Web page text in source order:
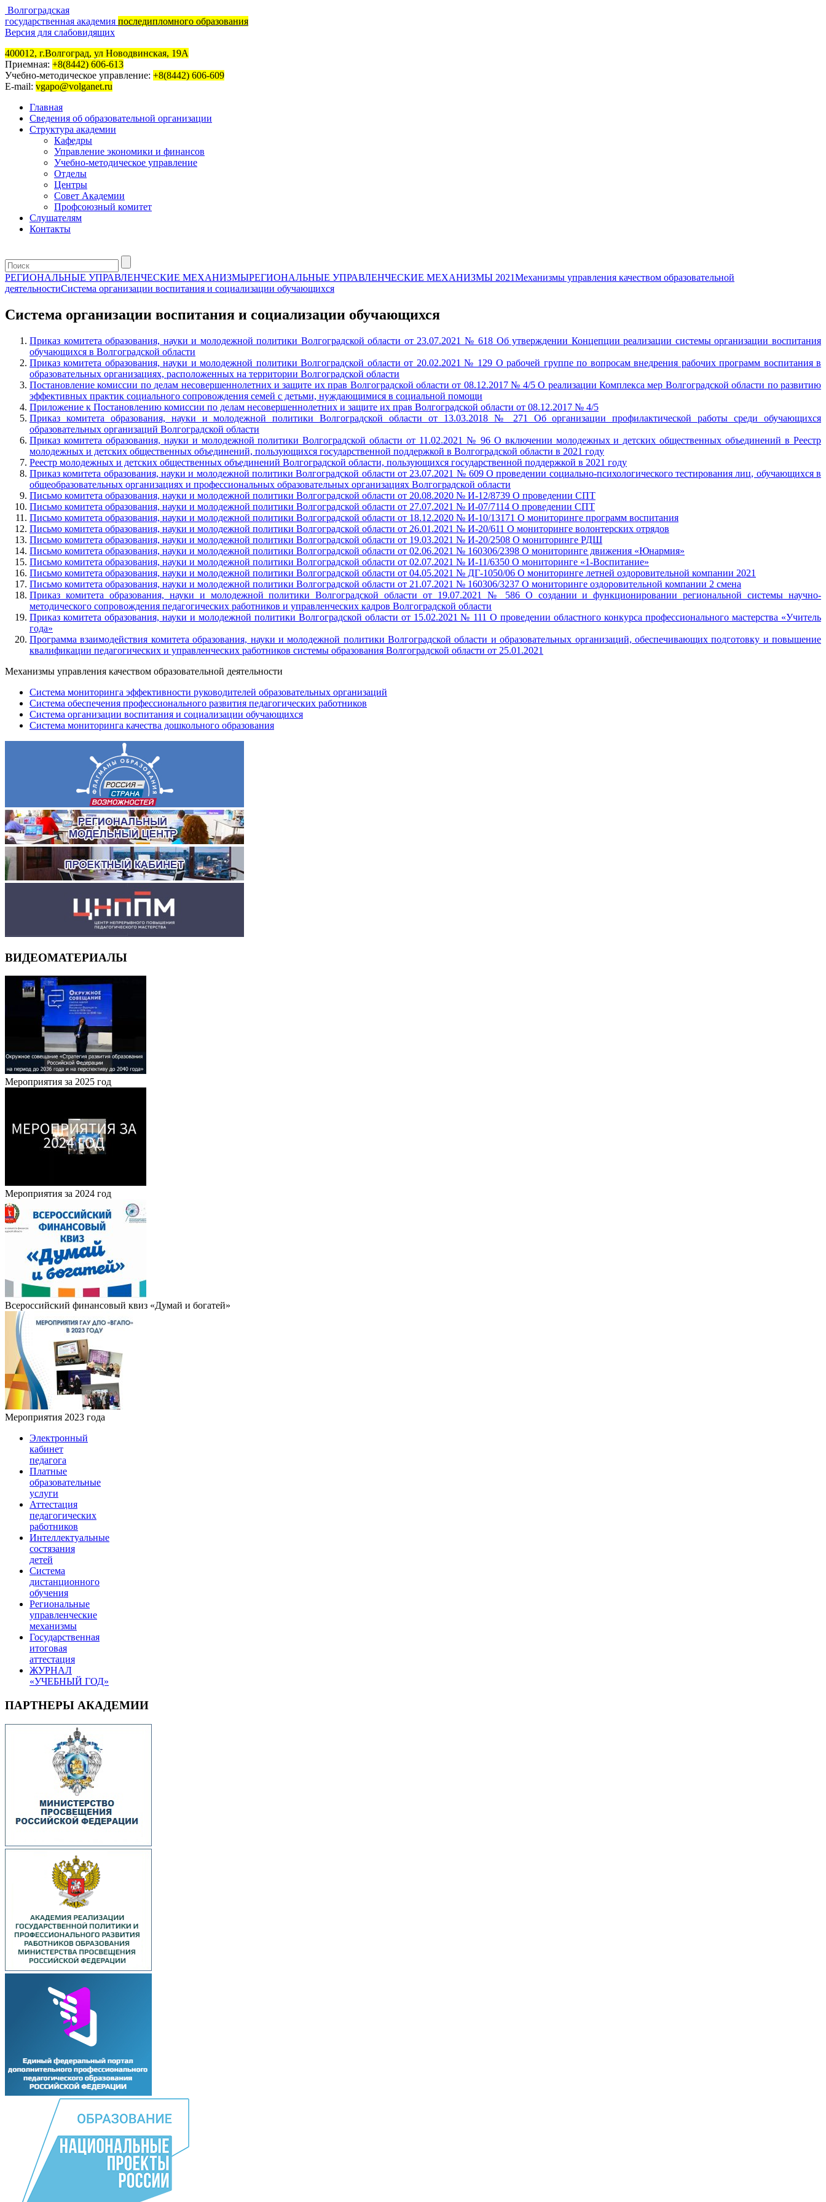
Волгоградская
государственная академия последипломного образования
Версия для слабовидящих
400012, г.Волгоград, ул Новодвинская, 19А
Приемная: +8(8442) 606-613
Учебно-методическое управление: +8(8442) 606-609
E-mail: vgapo@volganet.ru
Главная
Сведения об образовательной организации
Структура академии
Кафедры
Управление экономики и финансов
Учебно-методическое управление
Отделы
Центры
Совет Академии
Профсоюзный комитет
Слушателям
Контакты
РЕГИОНАЛЬНЫЕ УПРАВЛЕНЧЕСКИЕ МЕХАНИЗМЫРЕГИОНАЛЬНЫЕ УПРАВЛЕНЧЕСКИЕ МЕХАНИЗМЫ 2021Механизмы управления качеством образовательной
деятельностиСистема организации воспитания и социализации обучающихся
Система организации воспитания и социализации обучающихся
Приказ комитета образования, науки и молодежной политики Волгоградской области от 23.07.2021 № 618 Об утверждении Концепции реализации системы организации воспитания
обучающихся в Волгоградской области
Приказ комитета образования, науки и молодежной политики Волгоградской области от 20.02.2021 № 129 О рабочей группе по вопросам внедрения рабочих программ воспитания в
образовательных организациях, расположенных на территории Волгоградской области
Постановление комиссии по делам несовершеннолетних и защите их прав Волгоградской области от 08.12.2017 № 4/5 О реализации Комплекса мер Волгоградской области по развитию
эффективных практик социального сопровождения семей с детьми, нуждающимися в социальной помощи
Приложение к Постановлению комиссии по делам несовершеннолетних и защите их прав Волгоградской области от 08.12.2017 № 4/5
Приказ комитета образования, науки и молодежной политики Волгоградской области от 13.03.2018 № 271 Об организации профилактической работы среди обучающихся
образовательных организаций Волгоградской области
Приказ комитета образования, науки и молодежной политики Волгоградской области от 11.02.2021 № 96 О включении молодежных и детских общественных объединений в Реестр
молодежных и детских общественных объединений, пользующихся государственной поддержкой в Волгоградской области в 2021 году
Реестр молодежных и детских общественных объединений Волгоградской области, пользующихся государственной поддержкой в 2021 году
Приказ комитета образования, науки и молодежной политики Волгоградской области от 23.07.2021 № 609 О проведении социально-психологического тестирования лиц, обучающихся в
общеобразовательных организациях и профессиональных образовательных организациях Волгоградской области
Письмо комитета образования, науки и молодежной политики Волгоградской области от 20.08.2020 № И-12/8739 О проведении СПТ
Письмо комитета образования, науки и молодежной политики Волгоградской области от 27.07.2021 № И-07/7114 О проведении СПТ
Письмо комитета образования, науки и молодежной политики Волгоградской области от 18.12.2020 № И-10/13171 О мониторинге программ воспитания
Письмо комитета образования, науки и молодежной политики Волгоградской области от 26.01.2021 № И-20/611 О мониторинге волонтерских отрядов
Письмо комитета образования, науки и молодежной политики Волгоградской области от 19.03.2021 № И-20/2508 О мониторинге РДШ
Письмо комитета образования, науки и молодежной политики Волгоградской области от 02.06.2021 № 160306/2398 О мониторинге движения «Юнармия»
Письмо комитета образования, науки и молодежной политики Волгоградской области от 02.07.2021 № И-11/6350 О мониторинге «1-Воспитание»
Письмо комитета образования, науки и молодежной политики Волгоградской области от 04.05.2021 № ДГ-1050/06 О мониторинге летней оздоровительной компании 2021
Письмо комитета образования, науки и молодежной политики Волгоградской области от 21.07.2021 № 160306/3237 О мониторинге оздоровительной компании 2 смена
Приказ комитета образования, науки и молодежной политики Волгоградской области от 19.07.2021 № 586 О создании и функционировании региональной системы научно-
методического сопровождения педагогических работников и управленческих кадров Волгоградской области
Приказ комитета образования, науки и молодежной политики Волгоградской области от 15.02.2021 № 111 О проведении областного конкурса профессионального мастерства «Учитель
года»
Программа взаимодействия комитета образования, науки и молодежной политики Волгоградской области и образовательных организаций, обеспечивающих подготовку и повышение
квалификации педагогических и управленческих работников системы образования Волгоградской области от 25.01.2021
Механизмы управления качеством образовательной деятельности
Система мониторинга эффективности руководителей образовательных организаций
Система обеспечения профессионального развития педагогических работников
Система организации воспитания и социализации обучающихся
Система мониторинга качества дошкольного образования
ВИДЕОМАТЕРИАЛЫ
Мероприятия за 2025 год
Мероприятия за 2024 год
Всероссийский финансовый квиз «Думай и богатей»
Мероприятия 2023 года
Электронный
кабинет
педагога
Платные
образовательные
услуги
Аттестация
педагогических
работников
Интеллектуальные
состязания
детей
Система
дистанционного
обучения
Региональные
управленческие
механизмы
Государственная
итоговая
аттестация
ЖУРНАЛ
«УЧЕБНЫЙ ГОД»
ПАРТНЕРЫ АКАДЕМИИ